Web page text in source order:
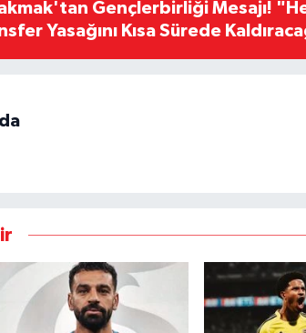
Gençlerbirliği Mesajı!
Yasağını Kısa Sürede